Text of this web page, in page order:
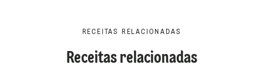
RECEITAS RELACIONADAS
Receitas relacionadas